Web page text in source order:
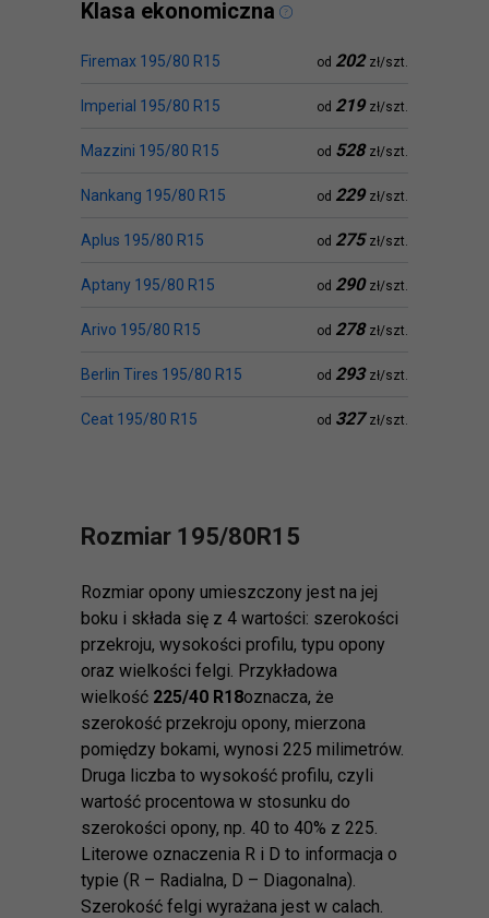
Klasa ekonomiczna
Firemax 195/80 R15 od 202 zł/szt.
Imperial 195/80 R15 od 219 zł/szt.
Mazzini 195/80 R15 od 528 zł/szt.
Nankang 195/80 R15 od 229 zł/szt.
Aplus 195/80 R15 od 275 zł/szt.
Aptany 195/80 R15 od 290 zł/szt.
Arivo 195/80 R15 od 278 zł/szt.
Berlin Tires 195/80 R15 od 293 zł/szt.
Ceat 195/80 R15 od 327 zł/szt.
Rozmiar 195/80R15
Rozmiar opony umieszczony jest na jej
boku i składa się z 4 wartości: szerokości
przekroju, wysokości profilu, typu opony
oraz wielkości felgi. Przykładowa
wielkość 225/40 R18oznacza, że
szerokość przekroju opony, mierzona
pomiędzy bokami, wynosi 225 milimetrów.
Druga liczba to wysokość profilu, czyli
wartość procentowa w stosunku do
szerokości opony, np. 40 to 40% z 225.
Literowe oznaczenia R i D to informacja o
typie (R – Radialna, D – Diagonalna).
Szerokość felgi wyrażana jest w calach.